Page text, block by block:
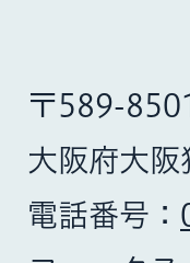
〒589-8501
大阪府大
電話番号：